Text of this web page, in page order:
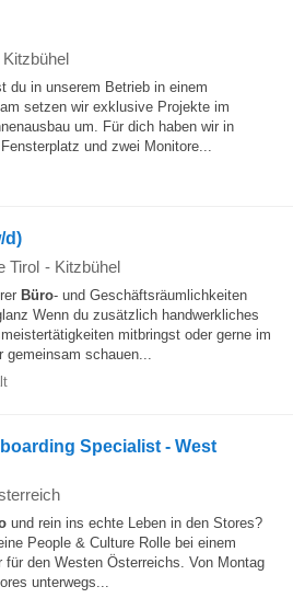
Kitzbühel
du in unserem Betrieb in einem
setzen wir exklusive Projekte im
um. Für dich haben wir in
und zwei Monitore...
d)
Tirol - Kitzbühel
Büro- und Geschäftsräumlichkeiten
Wenn du zusätzlich handwerkliches
mitbringst oder gerne im
gemeinsam schauen...
Specialist - West
und rein ins echte Leben in den Stores?
People & Culture Rolle bei einem
für den Westen Österreichs. Von Montag
unterwegs...